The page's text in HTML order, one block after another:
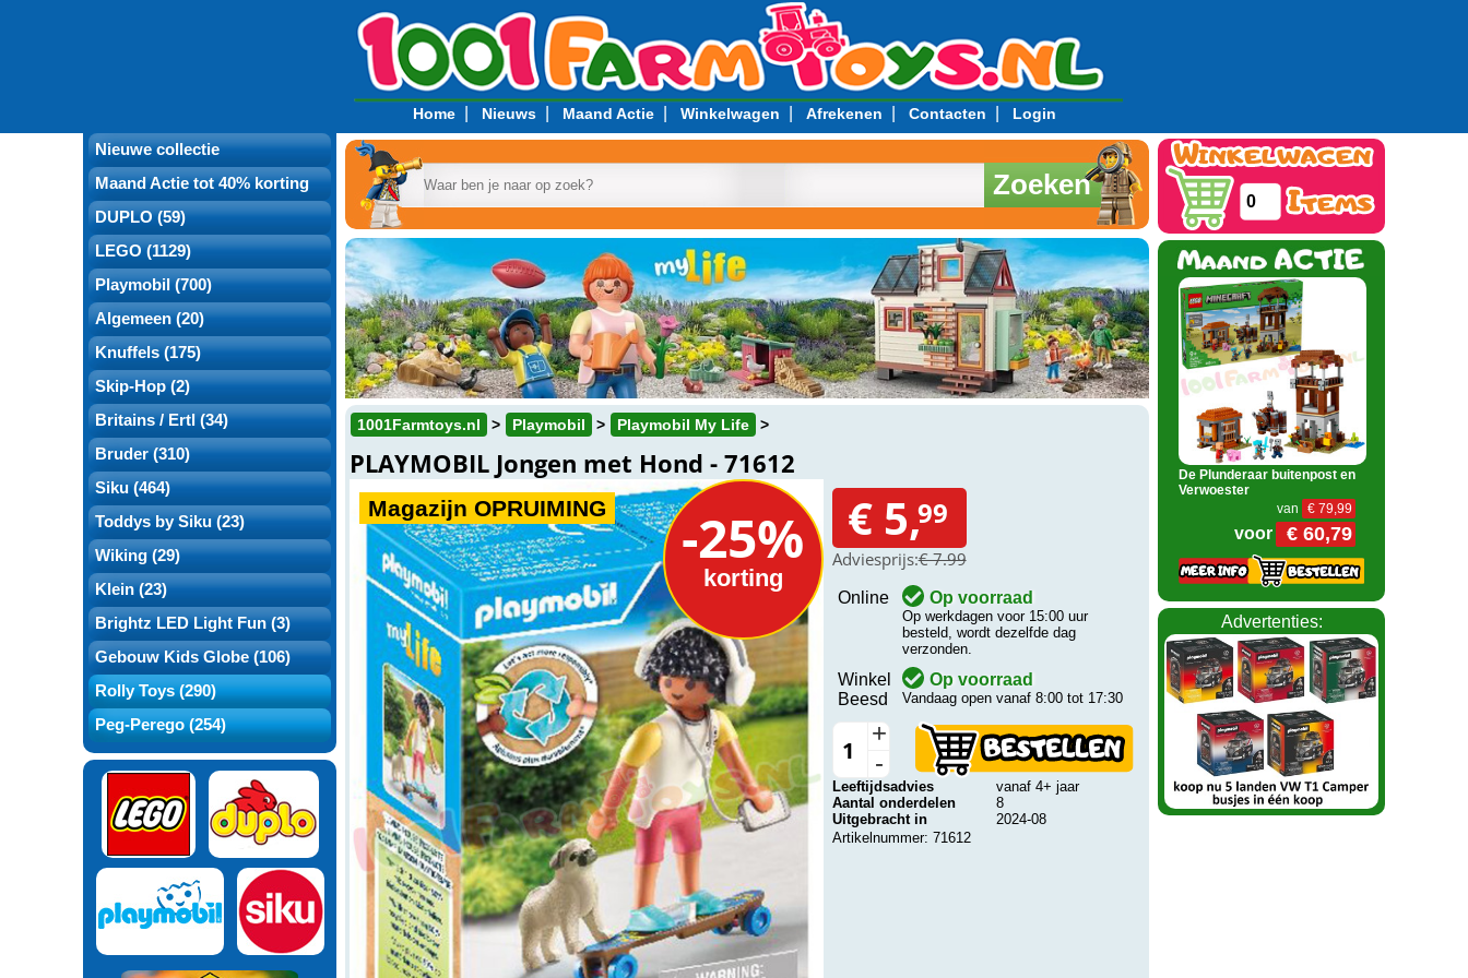
Home| Nieuws| Maand Actie| Winkelwagen Afrekenen Contacten Login
Nieuwe collectie
Maand Actie tot 40% korting
DUPLO (59)
LEGO (1129)
Playmobil (700)
Algemeen (20)
Knuffels (175)
Skip-Hop (2)
Britains / Ertl (34)
Bruder (310)
Siku (464)
Toddys by Siku (23)
Wiking (29)
Klein (23)
Brightz LED Light Fun (3)
Gebouw Kids Globe (106)
Rolly Toys (290)
Peg-Perego (254)
Zoeken
1001Farmtoys.nl Playmobil Playmobil My Life
PLAYMOBIL Jongen met Hond - 71612
Magazijn OPRUIMING -25%
korting
€ 5,99
Adviesprijs:€ 7.99
Online Op voorraad
Op werkdagen voor 15:00 uur
besteld, wordt dezelfde dag
verzonden.
Winkel
Beesd
Op voorraad
Vandaag open vanaf 8:00 tot 17:30
+
-
Leeftijdsadvies
vanaf 4+ jaar
Aantal onderdelen
8
Uitgebracht in
2024-08
Artikelnummer: 71612
0
De Plunderaar buitenpost en
Verwoester
€ 79,99
van
€ 60,79
voor
Advertenties: